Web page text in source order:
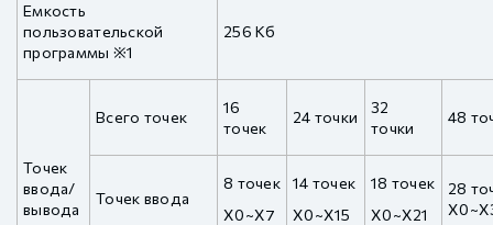
Емкость
пользовательской
программы ※1
256 Кб
Точек
ввода/
вывода
Всего точек
16
точек
24 точки
32
точки
48
Точек ввода
8 точек
X0~X7
14 точек
X0~X15
18 точек
X0~X21
28